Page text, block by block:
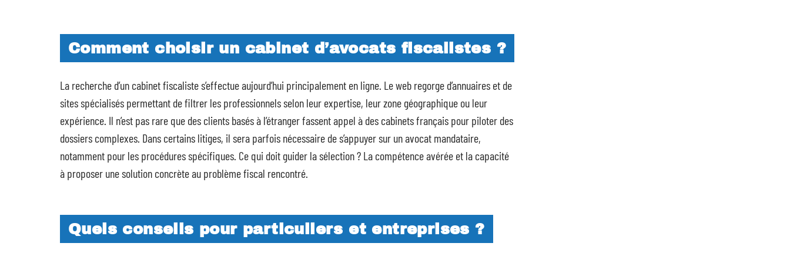
Comment choisir un cabinet d’avocats fiscalistes ?
La recherche d’un cabinet fiscaliste s’effectue aujourd’hui principalement en ligne. Le web regorge d’annuaires et de
sites spécialisés permettant de filtrer les professionnels selon leur expertise, leur zone géographique ou leur
expérience. Il n’est pas rare que des clients basés à l’étranger fassent appel à des cabinets français pour piloter des
dossiers complexes. Dans certains litiges, il sera parfois nécessaire de s’appuyer sur un avocat mandataire,
notamment pour les procédures spécifiques. Ce qui doit guider la sélection ? La compétence avérée et la capacité
à proposer une solution concrète au problème fiscal rencontré.
Quels conseils pour particuliers et entreprises ?